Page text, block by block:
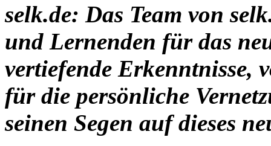
selk.de: Das Team von
und Lernenden für das
vertiefende Erkenntnisse,
für die persönliche
seinen Segen auf dieses